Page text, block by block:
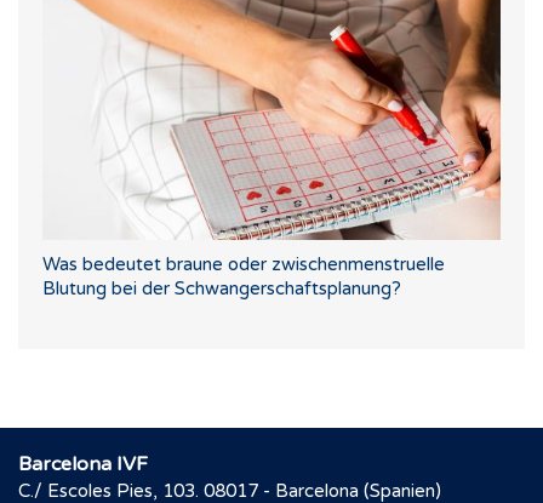
Was bedeutet braune oder zwischenmenstruelle
Blutung bei der Schwangerschaftsplanung?
Barcelona IVF
C./ Escoles Pies, 103. 08017 - Barcelona (Spanien)